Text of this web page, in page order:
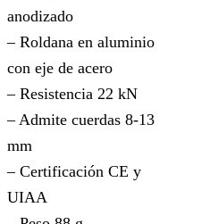
anodizado
– Roldana en aluminio
con eje de acero
– Resistencia 22 kN
– Admite cuerdas 8-13
mm
– Certificación CE y
UIAA